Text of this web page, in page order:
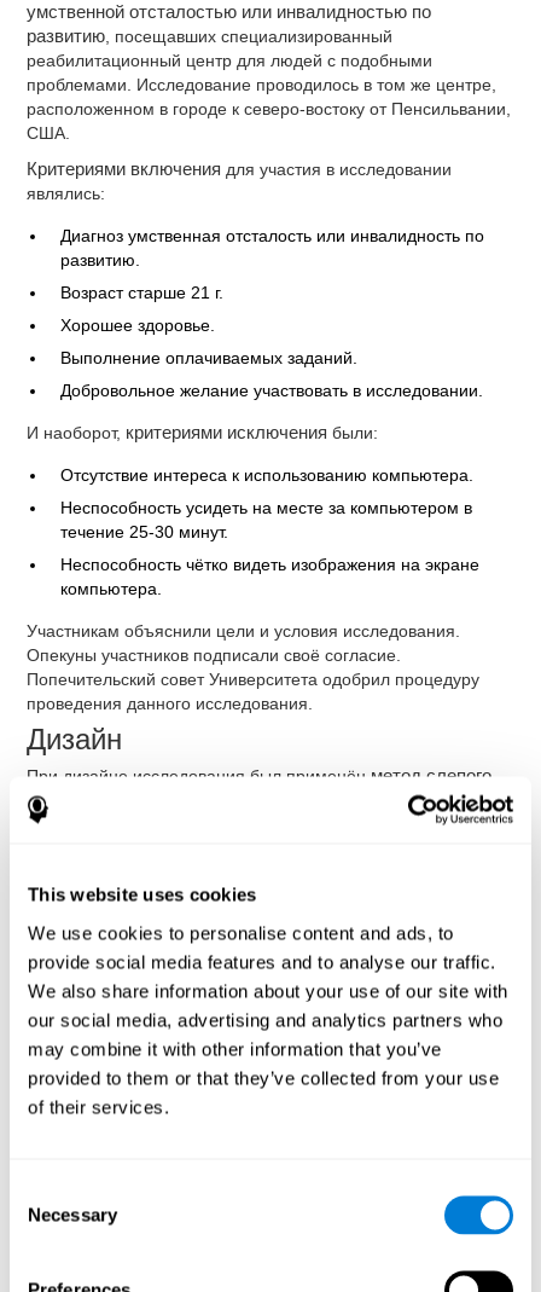
This website uses cookies
We use cookies to personalise content and ads, to
provide social media features and to analyse our traffic.
We also share information about your use of our site with
our social media, advertising and analytics partners who
may combine it with other information that you’ve
provided to them or that they’ve collected from your use
of their services.
Selection
Necessary
умственной отсталостью или инвалидностью по
развитию , посещавших специализированный
реабилитационный центр для людей с подобными
проблемами. Исследование проводилось в том же центре,
расположенном в городе к северо-востоку от Пенсильвании,
США.
Критериями включения для участия в исследовании
являлись:
Диагноз умственная отсталость или инвалидность по
развитию.
Возраст старше 21 г.
Хорошее здоровье.
Выполнение оплачиваемых заданий.
Добровольное желание участвовать в исследовании.
И наоборот, критериями исключения были:
Отсутствие интереса к использованию компьютера.
Неспособность усидеть на месте за компьютером в
течение 25-30 минут.
Неспособность чётко видеть изображения на экране
компьютера.
Участникам объяснили цели и условия исследования.
Опекуны участников подписали своё согласие.
Попечительский совет Университета одобрил процедуру
проведения данного исследования.
Дизайн
При дизайне исследования был применён метод слепого
контроля путём случайной выборки
. Участников
разделили на три группы:
(с CogniFit).
Контрольная группа видеоигр.
Контрольная группа листа ожидания.
Участники не знали, к какой группе они относятся, однако об
этом знали исследователи. Кроме того, деятельность
участников контрольной группы видеоигр была
спланирована таким образом, чтобы максимально быть
похожей на ту, которую осуществляла группа когнитивной
тренировки. Длительность сессий, аспект деятельности,
В первую очередь, был использован тест TONI-3 (Тест на
невербальный интеллект, по-английски Test of Non-verbal